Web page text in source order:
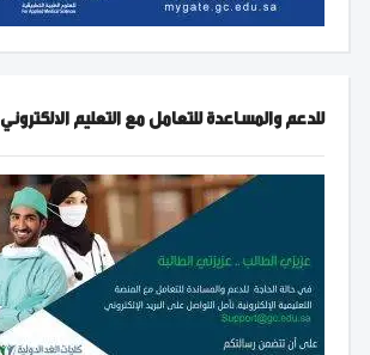
للدعم والمساعدة للتعامل مع التعليم الالكتروني